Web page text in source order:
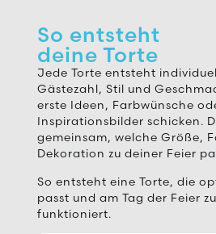
So entsteht
deine Torte
Jede Torte entsteht
Gästezahl, Stil und
erste Ideen, Farbwünsche
Inspirationsbilder schicken.
gemeinsam, welche Größe,
Dekoration zu deiner Feier
So entsteht eine Torte, die
passt und am Tag der Feier
funktioniert.